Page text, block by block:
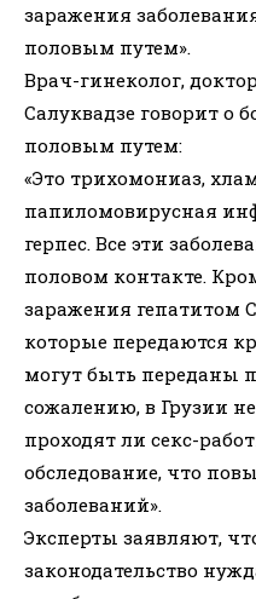
заражения
половым путем».
Врач-гинеколог,
Салуквадзе говорит о
половым путем:
«Это трихомониаз,
папиломовирусная
герпес. Все эти
половом контакте.
заражения
которые передаются
могут быть переданы
сожалению, в Грузии
проходят ли секс-
обследование, что
заболеваний».
Эксперты заявляют,
законодательство